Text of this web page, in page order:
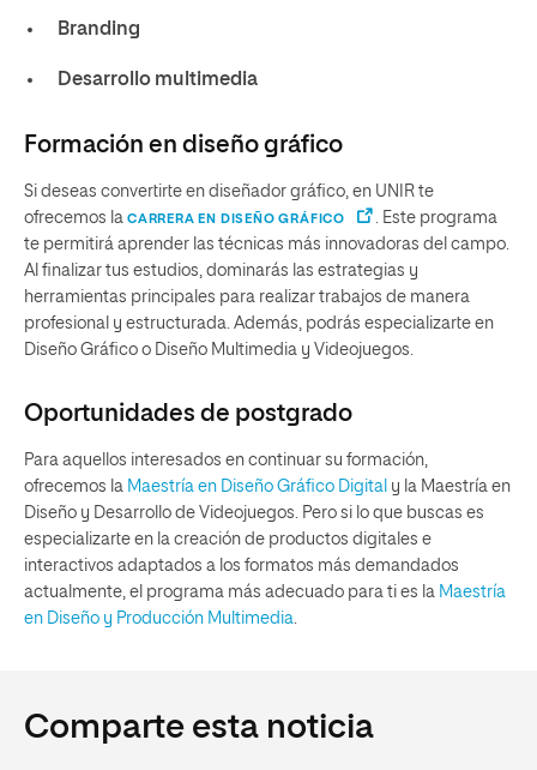
Branding
Desarrollo multimedia
Formación en diseño gráfico
Si deseas convertirte en diseñador gráfico, en UNIR te
ofrecemos la CARRERA EN DISEÑO GRÁFICO
. Este programa
te permitirá aprender las técnicas más innovadoras del campo.
Al finalizar tus estudios, dominarás las estrategias y
herramientas principales para realizar trabajos de manera
profesional y estructurada. Además, podrás especializarte en
Diseño Gráfico o Diseño Multimedia y Videojuegos.
Oportunidades de postgrado
Para aquellos interesados en continuar su formación,
ofrecemos la Maestría en Diseño Gráfico Digital y la Maestría en
Diseño y Desarrollo de Videojuegos. Pero si lo que buscas es
especializarte en la creación de productos digitales e
interactivos adaptados a los formatos más demandados
actualmente, el programa más adecuado para ti es la Maestría
en Diseño y Producción Multimedia
Comparte esta noticia